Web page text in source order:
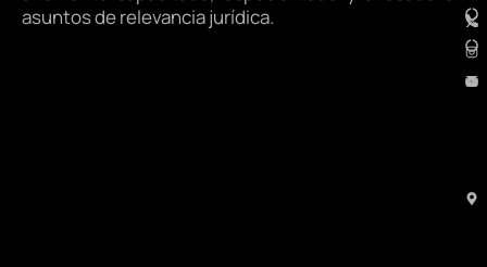
asuntos de relevancia jurídica.